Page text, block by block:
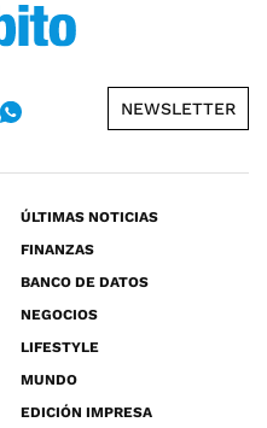
NEWSLETTER
ÚLTIMAS NOTICIAS
FINANZAS
BANCO DE DATOS
NEGOCIOS
LIFESTYLE
MUNDO
EDICIÓN IMPRESA